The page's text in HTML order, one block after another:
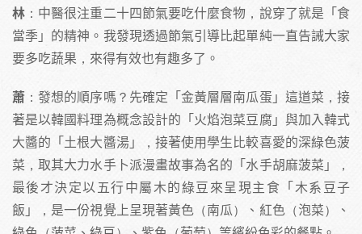
林 ：中醫很注重二十四節氣要吃什麼食物，說穿了就是「食
當季」的精神。我發現透過節氣引導比起單純一直告誡大家
要多吃蔬果，來得有效也有趣多了。
蕭 ：發想的順序嗎？先確定「金黃層層南瓜蛋」這道菜，接
著是以韓國料理為概念設計的「火焰泡菜豆腐」與加入韓式
大醬的「土根大醬湯」，接著使用學生比較喜愛的深綠色菠
菜，取其大力水手卜派漫畫故事為名的「水手胡麻菠菜」，
最後才決定以五行中屬木的綠豆來呈現主食「木系豆子
飯」，是一份視覺上呈現著黃色（南瓜）、紅色（泡菜）、